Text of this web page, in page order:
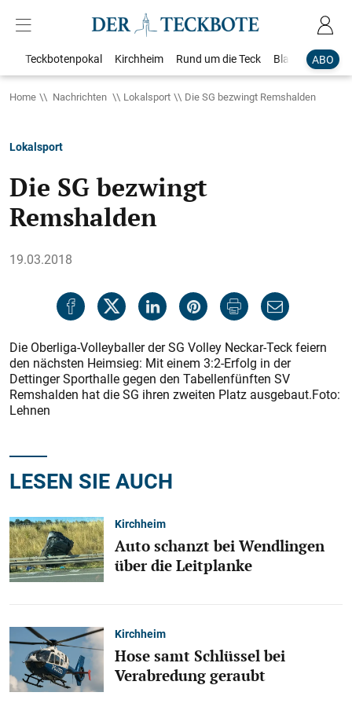
ABO
Teckbotenpokal Kirchheim Rund um die Teck Blaulicht
Home Nachrichten Lokalsport Die SG bezwingt Remshalden
Lokalsport
Die SG bezwingt
Remshalden
19.03.2018
Die Oberliga-Volleyballer der SG Volley Neckar-Teck feiern
den nächsten Heimsieg: Mit einem 3:2-Erfolg in der
Dettinger Sporthalle gegen den Tabellenfünften SV
Remshalden hat die SG ihren zweiten Platz ausgebaut.Foto:
Lehnen
LESEN SIE AUCH
Kirchheim
Auto schanzt bei Wendlingen
über die Leitplanke
Kirchheim
Hose samt Schlüssel bei
Verabredung geraubt